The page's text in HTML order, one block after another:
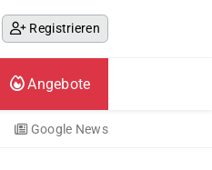
Registrieren
Angebote
Google News